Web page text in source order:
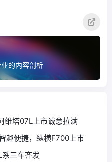
的内容剖析
维塔07L上市诚意拉满
趣便捷，纵横F700上市
三车齐发